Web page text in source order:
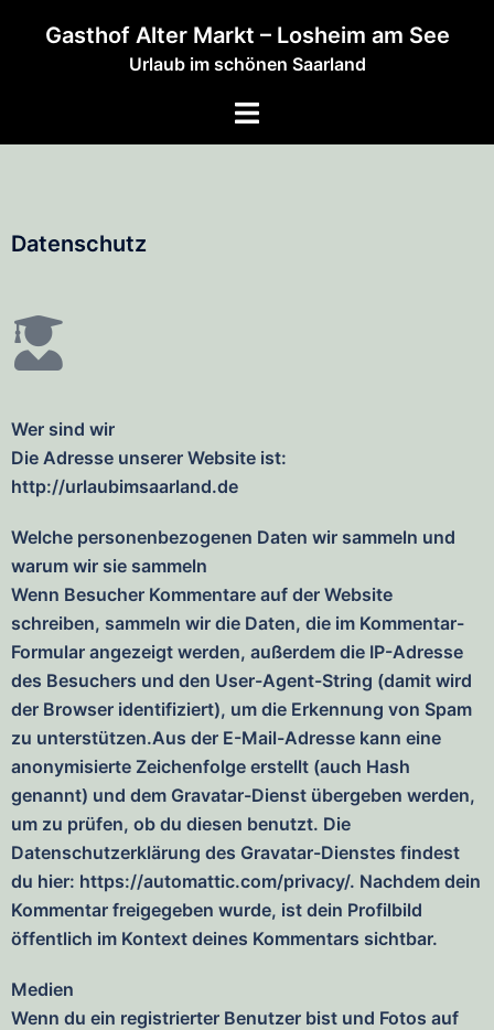
Gasthof Alter Markt – Losheim am See
Urlaub im schönen Saarland
Datenschutz
Wer sind wir
Die Adresse unserer Website ist:
http://urlaubimsaarland.de
Welche personenbezogenen Daten wir sammeln und
warum wir sie sammeln
Wenn Besucher Kommentare auf der Website
schreiben, sammeln wir die Daten, die im Kommentar-
Formular angezeigt werden, außerdem die IP-Adresse
des Besuchers und den User-Agent-String (damit wird
der Browser identifiziert), um die Erkennung von Spam
zu unterstützen.Aus der E-Mail-Adresse kann eine
anonymisierte Zeichenfolge erstellt (auch Hash
genannt) und dem Gravatar-Dienst übergeben werden,
um zu prüfen, ob du diesen benutzt. Die
Datenschutzerklärung des Gravatar-Dienstes findest
du hier: https://automattic.com/privacy/. Nachdem dein
Kommentar freigegeben wurde, ist dein Profilbild
öffentlich im Kontext deines Kommentars sichtbar.
Medien
Wenn du ein registrierter Benutzer bist und Fotos auf